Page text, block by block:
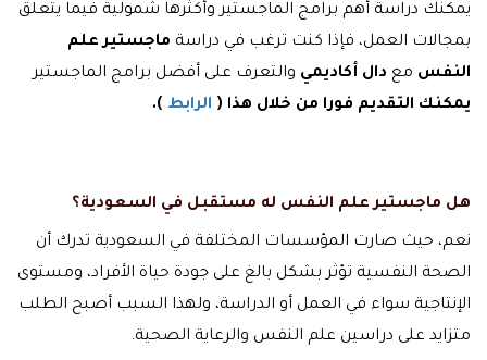
يمكنك دراسة أهم برامج الماجستير وأكثرها شمولية فيما يتعلق
بمجالات العمل، فإذا كنت ترغب في دراسة ماجستير علم
النفس مع دال أكاديمي والتعرف على أفضل برامج الماجستير
يمكنك التقديم فورا من خلال هذا ( الرابط ).
هل ماجستير علم النفس له مستقبل في السعودية؟
نعم، حيث صارت المؤسسات المختلفة في السعودية تدرك أن
الصحة النفسية تؤثر بشكل بالغ على جودة حياة الأفراد، ومستوى
الإنتاجية سواء في العمل أو الدراسة، ولهذا السبب أصبح الطلب
متزايد على دراسين علم النفس والرعاية الصحية.